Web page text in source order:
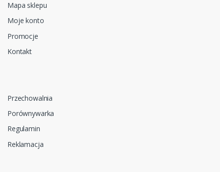
Mapa sklepu
Moje konto
Promocje
Kontakt
Przechowalnia
Porównywarka
Regulamin
Reklamacja